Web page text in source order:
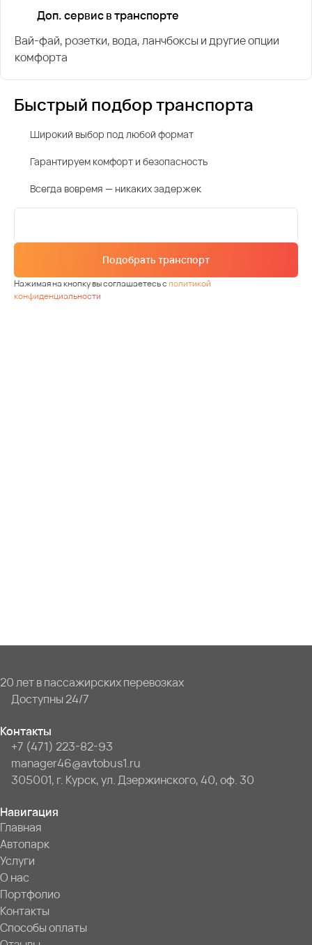
Доп. сервис в транспорте
Вай-фай, розетки, вода, ланчбоксы и другие опции
комфорта
Быстрый подбор транспорта
Широкий выбор под любой формат
Гарантируем комфорт и безопасность
Всегда вовремя — никаких задержек
Подобрать транспорт
Нажимая на кнопку вы соглашаетесь сполитикой
конфиденциальности
20 лет в пассажирских перевозках
Доступны 24/7
Контакты
+7 (471) 223-82-93
manager46@avtobus1.ru
305001, г. Курск, ул. Дзержинского, 40, оф. 30
Навигация
Главная
Автопарк
Услуги
О нас
Портфолио
Контакты
Способы оплаты